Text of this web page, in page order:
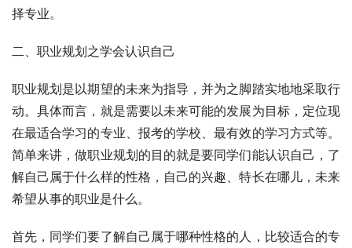
择专业。
二、职业规划之学会认识自己
职业规划是以期望的未来为指导，并为之脚踏实地地采取行
动。具体而言，就是需要以未来可能的发展为目标，定位现
在最适合学习的专业、报考的学校、最有效的学习方式等。
简单来讲，做职业规划的目的就是要同学们能认识自己，了
解自己属于什么样的性格，自己的兴趣、特长在哪儿，未来
希望从事的职业是什么。
首先，同学们要了解自己属于哪种性格的人，比较适合的专